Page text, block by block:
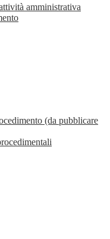
amministrativa
(da pubblicare